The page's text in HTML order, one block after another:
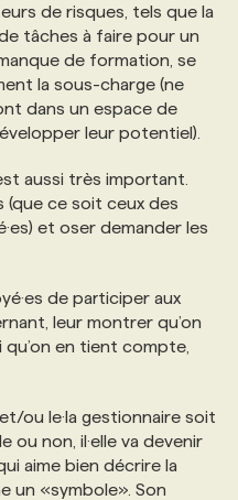
de risques, tels que la
tâches à faire pour un
de formation, se
la sous-charge (ne
dans un espace de
leur potentiel).
aussi très important.
(que ce soit ceux des
et oser demander les
de participer aux
leur montrer qu’on
en tient compte,
et/ou le·la gestionnaire soit
ou non, il·elle va devenir
aime bien décrire la
un «symbole». Son